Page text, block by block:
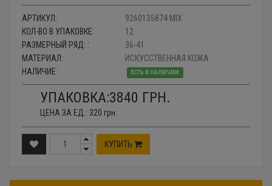
АРТИКУЛ:
9260135874 MIX
КОЛ-ВО В УПАКОВКЕ:
12
РАЗМЕРНЫЙ РЯД: :
36-41
МАТЕРИАЛ:
ИСКУССТВЕННАЯ КОЖА
НАЛИЧИЕ:
ЕСТЬ В НАЛИЧИИ
УПАКОВКА:3840 ГРН.
ЦЕНА ЗА ЕД.: 320 грн.
КУПИТЬ